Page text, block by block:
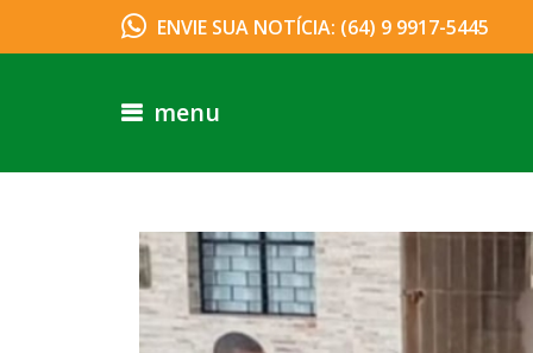
ENVIE SUA NOTÍCIA: (64) 9 9917-5445
menu